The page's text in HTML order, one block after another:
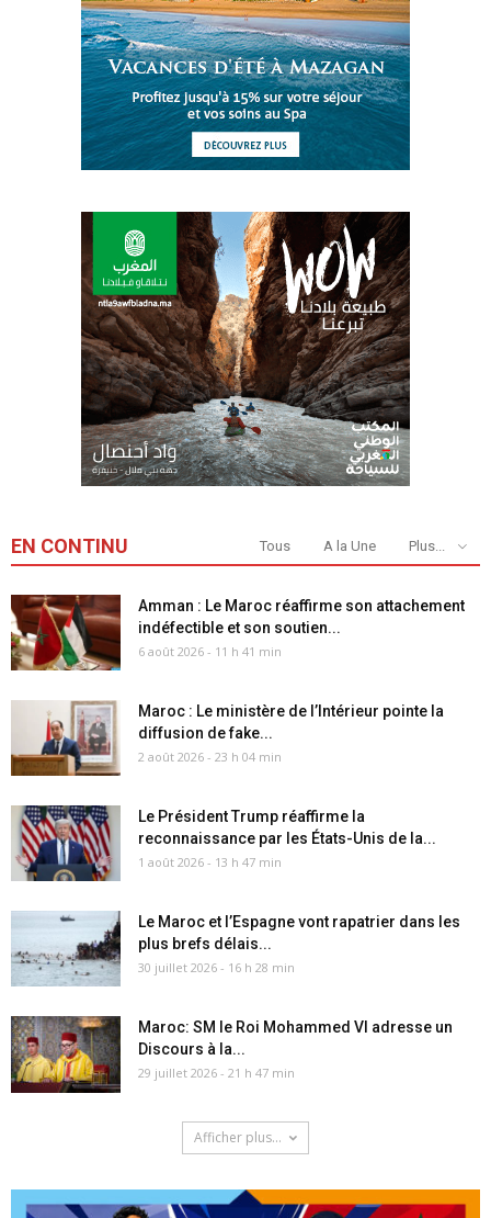
EN CONTINU Tous A la Une Plus...
Amman : Le Maroc réaffirme son attachement
indéfectible et son soutien...
6 août 2026 - 11 h 41 min
Maroc : Le ministère de l’Intérieur pointe la
diffusion de fake...
2 août 2026 - 23 h 04 min
Le Président Trump réaffirme la
reconnaissance par les États-Unis de la...
1 août 2026 - 13 h 47 min
Le Maroc et l’Espagne vont rapatrier dans les
plus brefs délais...
30 juillet 2026 - 16 h 28 min
Maroc: SM le Roi Mohammed VI adresse un
Discours à la...
29 juillet 2026 - 21 h 47 min
Afficher plus...